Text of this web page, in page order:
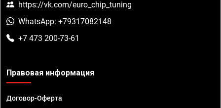
https://vk.com/euro_chip_tuning
WhatsApp: +79317082148
+7 473 200-73-61
Правовая информация
Договор-Оферта